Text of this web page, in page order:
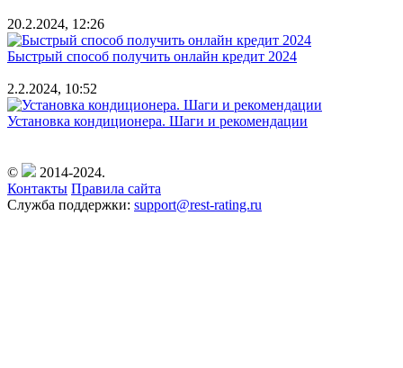
20.2.2024, 12:26
Быстрый способ получить онлайн кредит 2024
2.2.2024, 10:52
Установка кондиционера. Шаги и рекомендации
©
2014-2024.
Контакты Правила сайта
Служба поддержки: support@rest-rating.ru